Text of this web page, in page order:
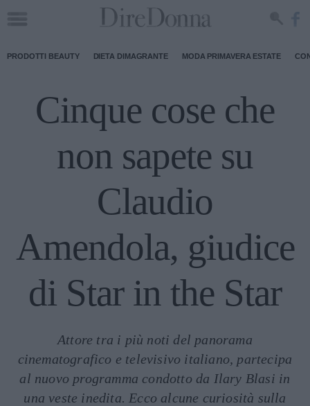
PRODOTTI BEAUTY DIETA DIMAGRANTE MODA PRIMAVERA ESTATE
Cinque cose che
non sapete su
Claudio
Amendola, giudice
di Star in the Star
Attore tra i più noti del panorama
cinematografico e televisivo italiano, partecipa
al nuovo programma condotto da Ilary Blasi in
una veste inedita. Ecco alcune curiosità sulla